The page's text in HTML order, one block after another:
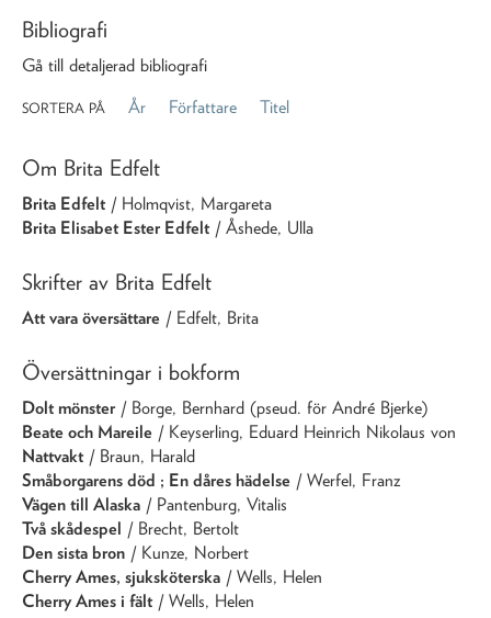
Bibliografi
Gå till detaljerad bibliografi
SORTERA PÅ År Författare Titel
Om Brita Edfelt
Brita Edfelt / Holmqvist, Margareta
Brita Elisabet Ester Edfelt / Åshede, Ulla
Skrifter av Brita Edfelt
Att vara översättare / Edfelt, Brita
Översättningar i bokform
Dolt mönster / Borge, Bernhard (pseud. för André Bjerke)
Beate och Mareile / Keyserling, Eduard Heinrich Nikolaus von
Nattvakt / Braun, Harald
Småborgarens död ; En dåres hädelse / Werfel, Franz
Vägen till Alaska / Pantenburg, Vitalis
Två skådespel / Brecht, Bertolt
Den sista bron / Kunze, Norbert
Cherry Ames, sjuksköterska / Wells, Helen
Cherry Ames i fält / Wells, Helen